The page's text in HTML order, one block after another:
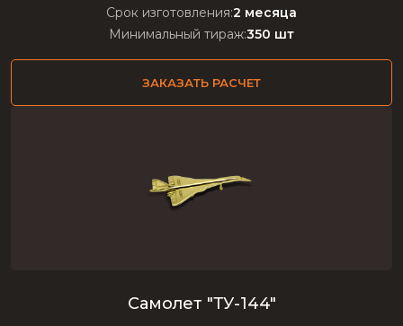
Срок изготовления:2 месяца
Минимальный тираж:350 шт
ЗАКАЗАТЬ РАСЧЕТ
Самолет "ТУ-144"